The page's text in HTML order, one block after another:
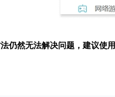
仍然无法解决问题，建议使用